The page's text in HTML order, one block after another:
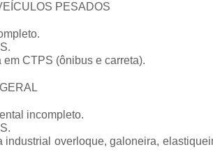
PESADOS
CTPS (ônibus e carreta).
incompleto.
industrial overloque, galoneira,